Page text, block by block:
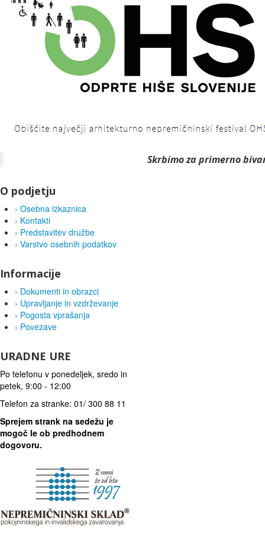
Skrbimo za primerno
O podjetju
› Osebna izkaznica
› Kontakti
› Predstavitev družbe
› Varstvo osebnih podatkov
Informacije
› Dokumenti in obrazci
› Upravljanje in vzdrževanje
› Pogosta vprašanja
› Povezave
URADNE URE
Po telefonu v ponedeljek, sredo in
petek, 9:00 - 12:00
Telefon za stranke: 01/ 300 88 11
Sprejem strank na sedežu je
mogoč le ob predhodnem
dogovoru.